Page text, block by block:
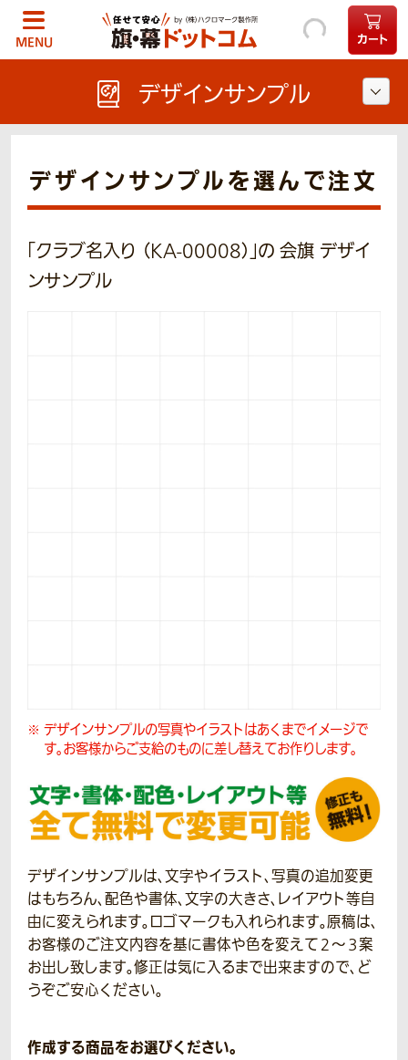
MENU カート
デザインサンプルを選んで注文
「クラブ名入り （KA-00008）」の 会旗 デザイ
ンサンプル
デザインサンプルの写真やイラストはあくまでイメージで
す。お客様からご支給のものに差し替えてお作りします。
デザインサンプルは、文字やイラスト、写真の追加変更
はもちろん、配色や書体、文字の大きさ、レイアウト等自
由に変えられます。ロゴマークも入れられます。原稿は、
お客様のご注文内容を基に書体や色を変えて２～３案
お出し致します。修正は気に入るまで出来ますので、ど
うぞご安心ください。
作成する商品をお選びください。
デザインサンプル